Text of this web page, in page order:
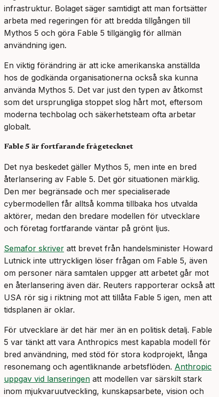
infrastruktur. Bolaget säger samtidigt att man fortsätter
arbeta med regeringen för att bredda tillgången till
Mythos 5 och göra Fable 5 tillgänglig för allmän
användning igen.
En viktig förändring är att icke amerikanska anställda
hos de godkända organisationerna också ska kunna
använda Mythos 5. Det var just den typen av åtkomst
som det ursprungliga stoppet slog hårt mot, eftersom
moderna techbolag och säkerhetsteam ofta arbetar
globalt.
Fable 5 är fortfarande frågetecknet
Det nya beskedet gäller Mythos 5, men inte en bred
återlansering av Fable 5. Det gör situationen märklig.
Den mer begränsade och mer specialiserade
cybermodellen får alltså komma tillbaka hos utvalda
aktörer, medan den bredare modellen för utvecklare
och företag fortfarande väntar på grönt ljus.
Semafor skriver att brevet från handelsminister Howard
Lutnick inte uttryckligen löser frågan om Fable 5, även
om personer nära samtalen uppger att arbetet går mot
en återlansering även där. Reuters rapporterar också att
USA rör sig i riktning mot att tillåta Fable 5 igen, men att
tidsplanen är oklar.
För utvecklare är det här mer än en politisk detalj. Fable
5 var tänkt att vara Anthropics mest kapabla modell för
bred användning, med stöd för stora kodprojekt, långa
resonemang och agentliknande arbetsflöden. Anthropic
uppgav vid lanseringen att modellen var särskilt stark
inom mjukvaruutveckling, kunskapsarbete, vision och